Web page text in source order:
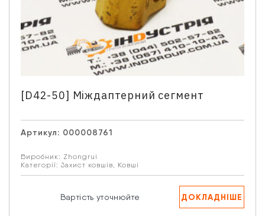
[D42-50] Міждаптерний сегмент
Артикул: 000008761
Виробник: Zhongrui
Категорії: Захист ковшів Ковші
Вартість уточнюйте ДОКЛАДНІШЕ
Зв'язатися з нами
Відділ продажу запасних частин